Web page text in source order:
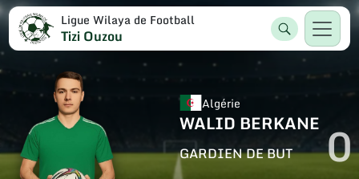
Ligue Wilaya de Football
Tizi Ouzou
Algérie
WALID BERKANE
GARDIEN DE BUT 0